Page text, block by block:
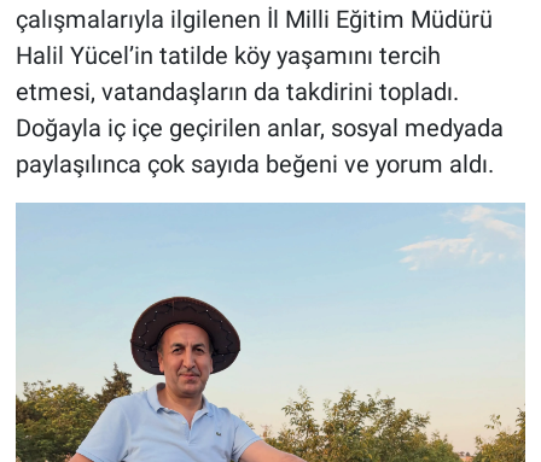
çalışmalarıyla ilgilenen İl Milli Eğitim Müdürü
Halil Yücel’in tatilde köy yaşamını tercih
etmesi, vatandaşların da takdirini topladı.
Doğayla iç içe geçirilen anlar, sosyal medyada
paylaşılınca çok sayıda beğeni ve yorum aldı.